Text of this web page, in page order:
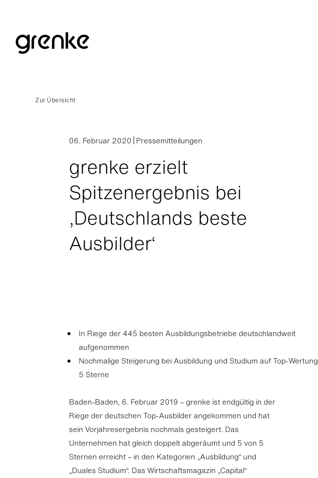
Zur Übersicht
06. Februar 2020 Pressemitteilungen
grenke erzielt
Spitzenergebnis bei
‚Deutschlands beste
Ausbilder‘
In Riege der 445 besten Ausbildungsbetriebe deutschlandweit
aufgenommen
Nochmalige Steigerung bei Ausbildung und Studium auf Top-Wertung
5 Sterne
Baden-Baden, 6. Februar 2019 – grenke ist endgültig in der
Riege der deutschen Top-Ausbilder angekommen und hat
sein Vorjahresergebnis nochmals gesteigert. Das
Unternehmen hat gleich doppelt abgeräumt und 5 von 5
Sternen erreicht – in den Kategorien „Ausbildung“ und
„Duales Studium“. Das Wirtschaftsmagazin „Capital“